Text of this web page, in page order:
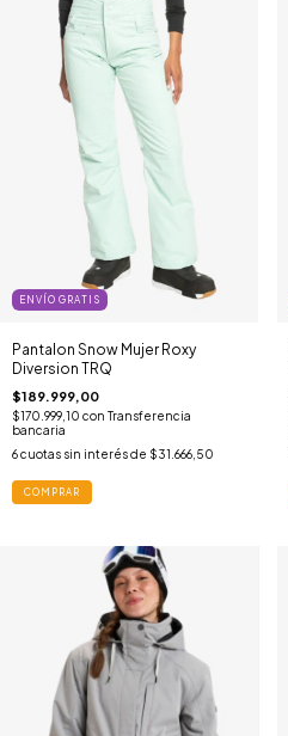
ENVÍO GRATIS
Pantalon Snow Mujer Roxy
Diversion TRQ
$189.999,00
$170.999,10 con Transferencia
bancaria
6cuotas sin interés de $31.666,50
COMPRAR